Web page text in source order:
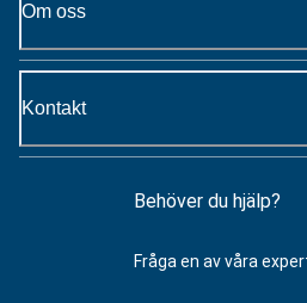
Om oss
Kontakt
Behöver du hjälp?
Fråga en av våra